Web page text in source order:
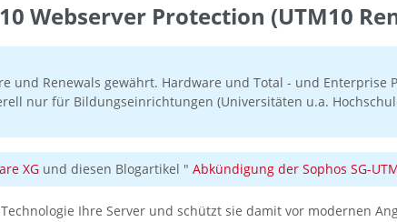
Webserver Protection (UTM10
und Renewals gewährt. Hardware und Total - und
nur für Bildungseinrichtungen (Universitäten u.a.
XG und diesen Blogartikel " Abkündigung der Sophos SG-
Ihre Server und schützt sie damit vor modernen